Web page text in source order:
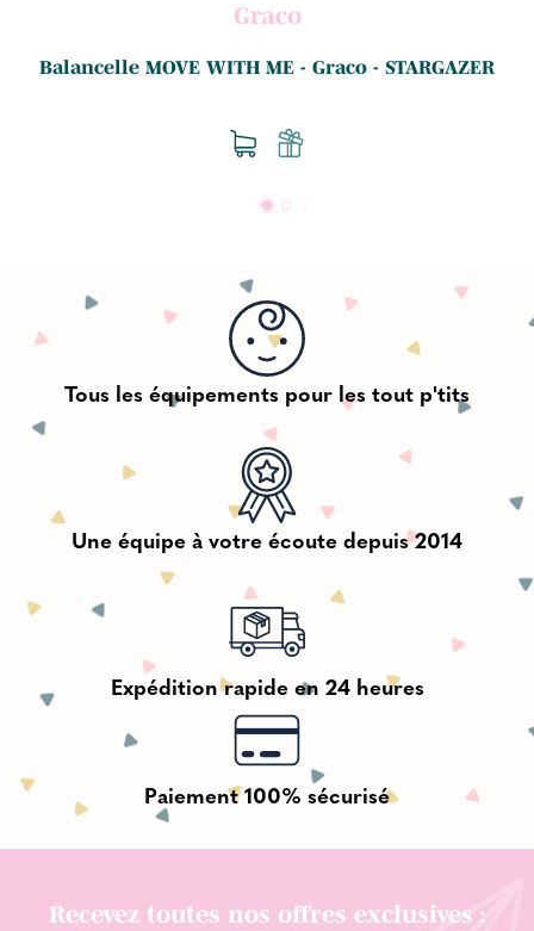
Graco
Balancelle MOVE WITH ME - Graco - STARGAZER
Tous les équipements pour les tout p'tits
Une équipe à votre écoute depuis 2014
Expédition rapide en 24 heures
Paiement 100% sécurisé
Recevez toutes nos offres exclusives :